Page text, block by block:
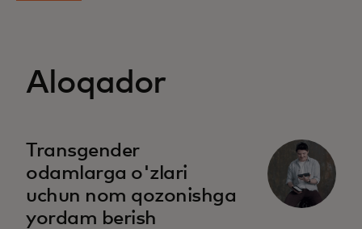
Aloqador
Transgender
odamlarga o'zlari
uchun nom qozonishga
yordam berish
opens in a new tab